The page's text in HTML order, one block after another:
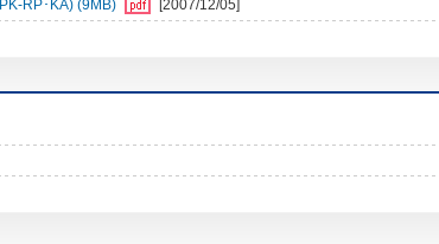
RP･KA) (9MB)
[2007/12/05]